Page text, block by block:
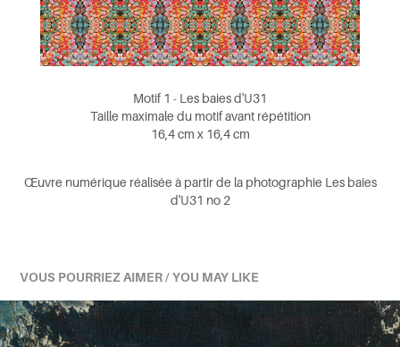
Motif 1 - Les baies d'U31
Taille maximale du motif avant répétition
16,4 cm x 16,4 cm
Œuvre numérique réalisée à partirde la photographie Les baies
d'U31 no 2
VOUS POURRIEZ AIMER / YOU MAY LIKE